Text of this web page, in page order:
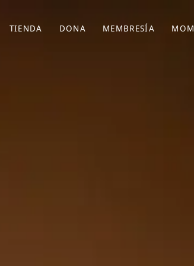
TIENDA
(SE ABRE EN UNA PESTAÑA NUEVA)
DONA
(SE ABRE EN UNA PESTAÑA
MEMBRESÍA (SE